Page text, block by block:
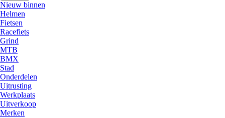
Nieuw binnen
Helmen
Fietsen
Racefiets
Grind
MTB
BMX
Stad
Onderdelen
Uitrusting
Werkplaats
Uitverkoop
Merken